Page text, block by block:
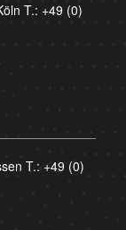
T.: +49 (0)
T.: +49 (0)